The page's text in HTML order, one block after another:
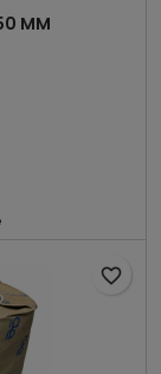
MM
favorite_border